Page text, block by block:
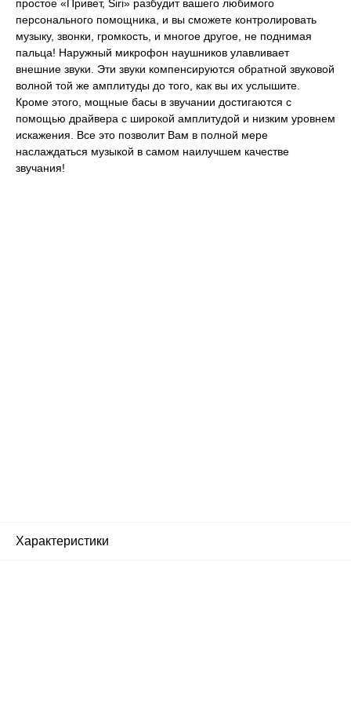
простое «Привет, Siri» разбудит вашего любимого
персонального помощника, и вы сможете контролировать
музыку, звонки, громкость, и многое другое, не поднимая
пальца! Наружный микрофон наушников улавливает
внешние звуки. Эти звуки компенсируются обратной звуковой
волной той же амплитуды до того, как вы их услышите.
Кроме этого, мощные басы в звучании достигаются с
помощью драйвера с широкой амплитудой и низким уровнем
искажения. Все это позволит Вам в полной мере
наслаждаться музыкой в самом наилучшем качестве
звучания!
Характеристики